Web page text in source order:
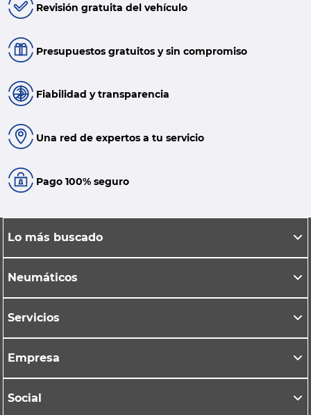
Revisión gratuita del vehículo
Presupuestos gratuitos y sin compromiso
Fiabilidad y transparencia
Una red de expertos a tu servicio
Pago 100% seguro
Lo más buscado
Neumáticos
Servicios
Empresa
Social